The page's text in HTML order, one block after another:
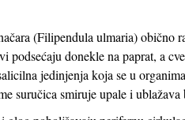
(Filipendula ulmaria) obično
podsećaju donekle na paprat, a
jedinjenja koja se u
suručica smiruje upale i